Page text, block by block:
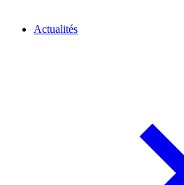
Actualités